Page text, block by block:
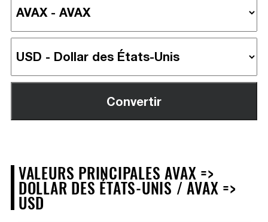
VALEURS PRINCIPALES AVAX =>
DOLLAR DES ÉTATS-UNIS / AVAX =>
USD